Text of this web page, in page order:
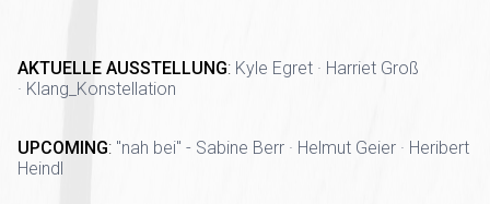
AKTUELLE AUSSTELLUNG: Kyle Egret · Harriet Groß
· Klang_Konstellation
UPCOMING: "nah bei" - Sabine Berr · Helmut Geier · Heribert
Heindl